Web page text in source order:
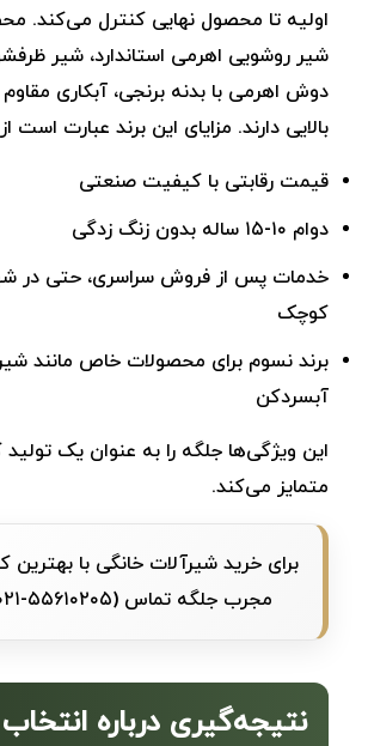
اولیه تا محصول نهایی کنترل می‌کند.
شیر روشویی اهرمی استاندارد، شیر
دوش اهرمی با بدنه برنجی، آبکاری مقاوم
بالایی دارند. مزایای این برند عبارت است
قیمت رقابتی با کیفیت صنعتی
دوام ۱۰-۱۵ ساله بدون زنگ‌ زدگی
خدمات پس ‌از فروش سراسری، حتی در
کوچک
برند نسوم برای محصولات خاص مانند
آبسردکن
این ویژگی‌ها جلگه را به عنوان یک تولید
متمایز می‌کند.
برای خرید شیرآلات خانگی با بهترین
مجرب جلگه تماس (۵۵۶۱۰۲۰۵-۰۲۱
نتیجه‌گیری درباره انتخاب